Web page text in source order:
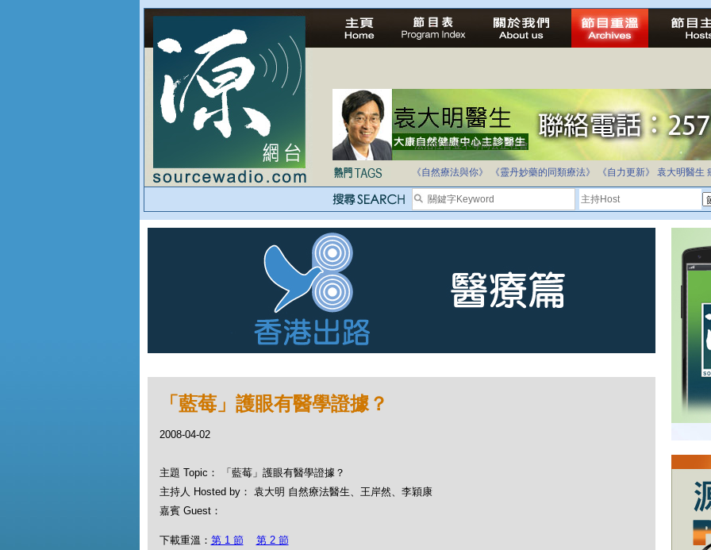
法治社會並不等同公正社會
自家教育合法化-推動多元化教育，全民學卷制
《自然療法與你》
《靈丹妙藥的同類療法》 《自力更新》 袁大明醫生
「藍莓」護眼有醫學證據？
2008-04-02
主題 Topic： 「藍莓」護眼有醫學證據？
主持人 Hosted by： 袁大明 自然療法醫生、王岸然、李穎康
嘉賓 Guest：
下載重溫： 第 1 節 第 2 節